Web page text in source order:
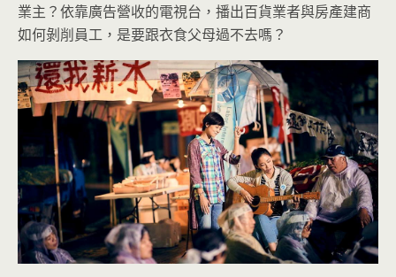
業主？依靠廣告營收的電視台，播出百貨業者與房產建商
如何剝削員工，是要跟衣食父母過不去嗎？